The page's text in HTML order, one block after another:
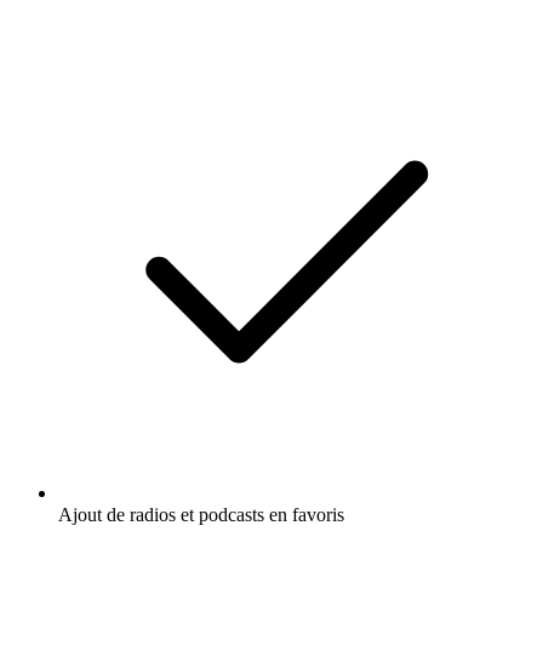
Ajout de radios et podcasts en favoris